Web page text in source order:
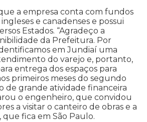
a empresa conta com fundos
e canadenses e possui
Estados. “Agradeço a
da Prefeitura. Por
em Jundiaí uma
do varejo e, portanto,
entrega dos espaços para
primeiros meses do segundo
de grande atividade financeira
o engenheiro, que convidou
a visitar o canteiro de obras e a
que fica em São Paulo.